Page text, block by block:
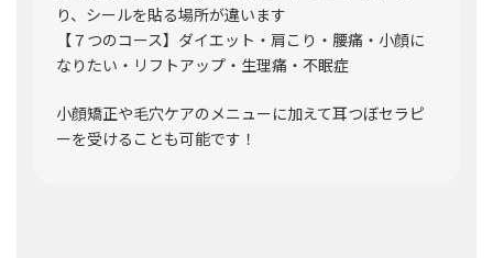
り、シールを貼る場所が違います
【７つのコース】ダイエット・肩こり・腰痛・小顔に
なりたい・リフトアップ・生理痛・不眠症
小顔矯正や毛穴ケアのメニューに加えて耳つぼセラピ
ーを受けることも可能です！